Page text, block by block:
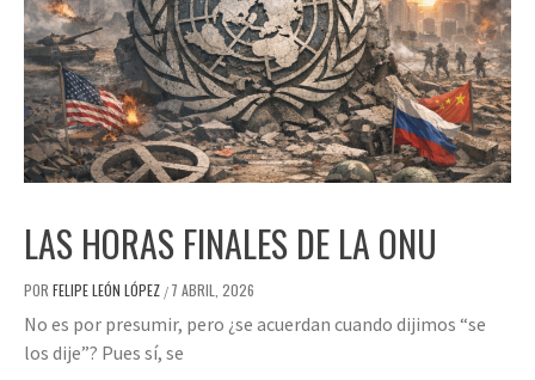
LAS HORAS FINALES DE LA ONU
POR FELIPE LEÓN LÓPEZ / 7 ABRIL, 2026
No es por presumir, pero ¿se acuerdan cuando dijimos “se
los dije”? Pues sí, se